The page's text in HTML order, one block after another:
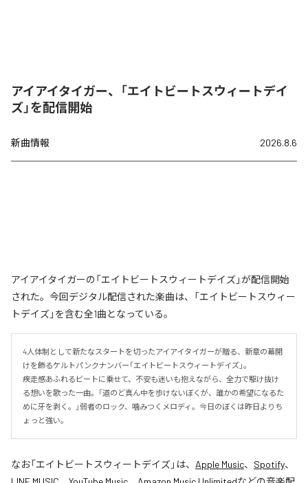
アイアイタイガー、「エイトビートスウィートデイ
ズ」を配信開始
新曲情報 2026.8.6
アイアイタイガーの「エイトビートスウィートデイズ」が配信開始
された。今回デジタル配信された楽曲は、「エイトビートスウィー
トデイズ」を含む全1曲となっている。
4人体制として新たなスタートを切ったアイアイタイガーが贈る、新章の幕開
けを飾るケルトパンクナンバー「エイトビートスウィートデイズ」。
疾走感あふれるビートに乗せて、不安も迷いも抱えながら、全力で駆け抜け
る想いを歌った一曲。「道のど真ん中を歩けないぼくが、誰かの希望になるた
めに牙を剥く。」弱者のロック、噛みつくメロディ。今日のぼくは昨日よりち
ょっと強い。
なお「エイトビートスウィートデイズ」は、 Apple Music、 Spotify、